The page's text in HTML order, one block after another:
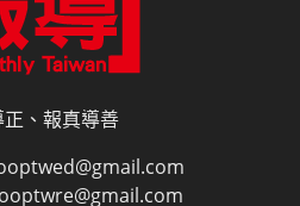
、報真導善